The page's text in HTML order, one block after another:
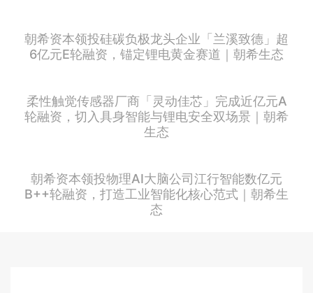
朝希资本领投硅碳负极龙头企业「兰溪致德」超
6亿元E轮融资，锚定锂电黄金赛道｜朝希生态
柔性触觉传感器厂商「灵动佳芯」完成近亿元A
轮融资，切入具身智能与锂电安全双场景｜朝希
生态
朝希资本领投物理AI大脑公司江行智能数亿元
B++轮融资，打造工业智能化核心范式｜朝希生
态